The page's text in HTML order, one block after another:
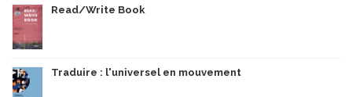
Read/Write Book
Traduire : l'universel en mouvement